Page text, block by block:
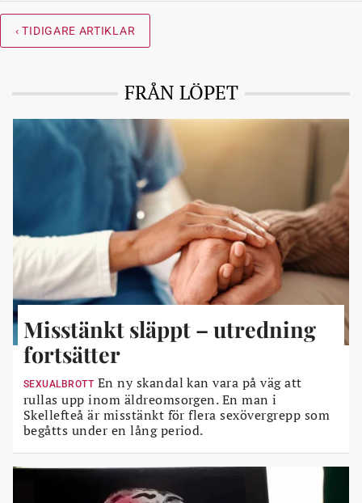
‹ TIDIGARE ARTIKLAR
FRÅN LÖPET
Misstänkt släppt – utredning
fortsätter
SEXUALBROTT En ny skandal kan vara på väg att
rullas upp inom äldreomsorgen. En man i
Skellefteå är misstänkt för flera sexövergrepp som
begåtts under en lång period.